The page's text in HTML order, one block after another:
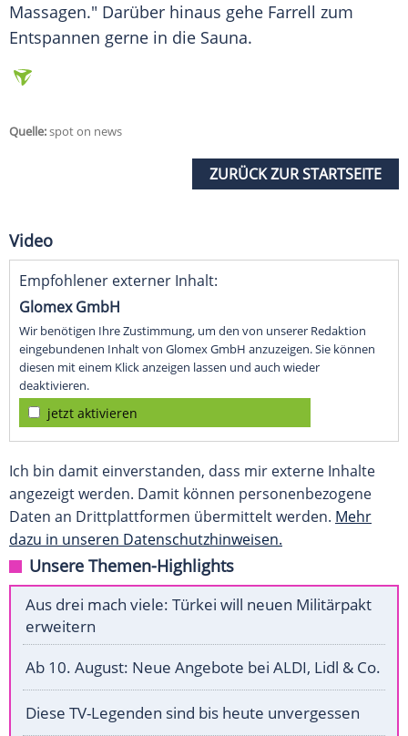
Massagen." Darüber hinaus gehe Farrell zum
Entspannen gerne in die Sauna.
Quelle:spot on news
ZURÜCK ZUR STARTSEITE
Video
Empfohlener externer Inhalt:
Glomex GmbH
Wir benötigen Ihre Zustimmung, um den von unserer Redaktion
eingebundenen Inhalt von Glomex GmbH anzuzeigen. Sie können
diesen mit einem Klick anzeigen lassen und auch wieder
deaktivieren.
jetzt aktivieren
Ich bin damit einverstanden, dass mir externe Inhalte
angezeigt werden. Damit können personenbezogene
Daten an Drittplattformen übermittelt werden. Mehr
dazu in unseren Datenschutzhinweisen.
Unsere Themen-Highlights
Aus drei mach viele: Türkei will neuen Militärpakt
erweitern
Ab 10. August: Neue Angebote bei ALDI, Lidl & Co.
Diese TV-Legenden sind bis heute unvergessen